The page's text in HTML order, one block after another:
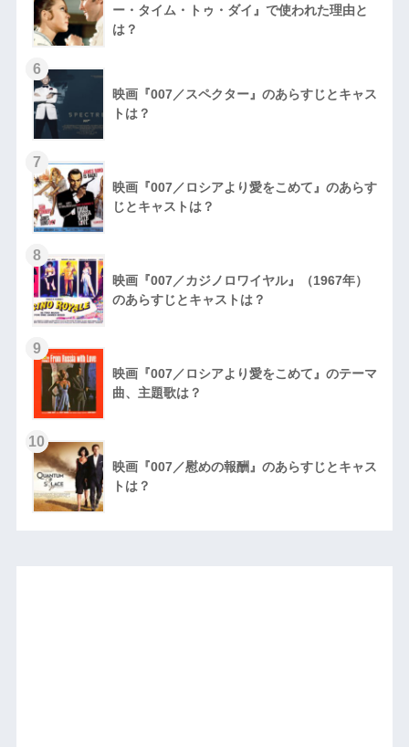
ー・タイム・トゥ・ダイ』で使われた理由と
は？
6
映画『007／スペクター』のあらすじとキャス
トは？
7
映画『007／ロシアより愛をこめて』のあらす
じとキャストは？
8
映画『007／カジノロワイヤル』（1967年）
のあらすじとキャストは？
9
映画『007／ロシアより愛をこめて』のテーマ
曲、主題歌は？
10
映画『007／慰めの報酬』のあらすじとキャス
トは？